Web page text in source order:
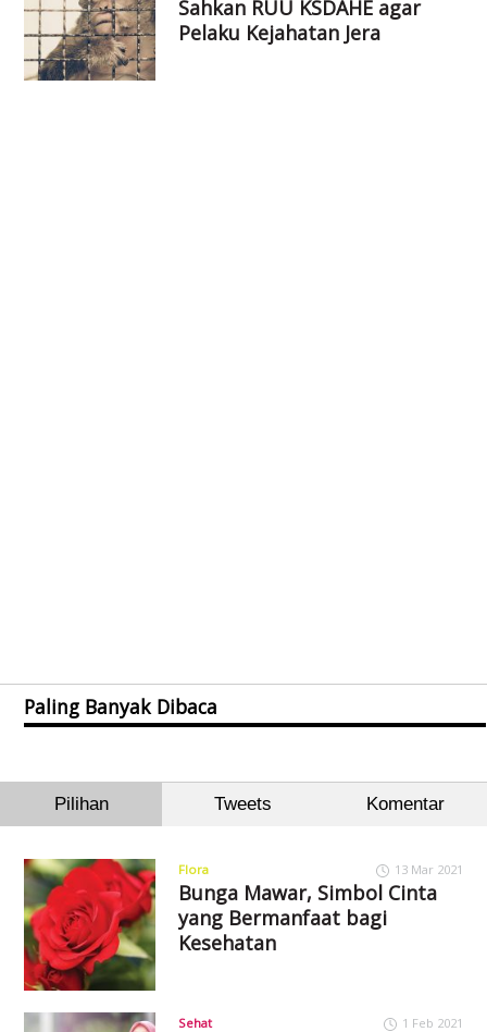
Sahkan RUU KSDAHE agar
Pelaku Kejahatan Jera
Paling Banyak Dibaca
Pilihan Tweets Komentar
Flora 13 Mar 2021
Bunga Mawar, Simbol Cinta
yang Bermanfaat bagi
Kesehatan
Sehat 1 Feb 2021